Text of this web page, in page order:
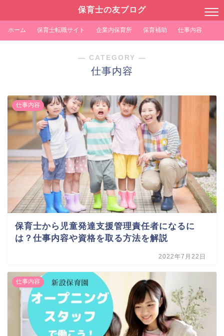
保育士の友ブログ
ホーム 保育士転職サイト 企業内保育所 保育補助 仕事内容
― CATEGORY ―
仕事内容
仕事内容
保育士から児童発達支援管理責任者になるに
は？仕事内容や資格を取る方法を解説
2022年7月22日
仕事内容